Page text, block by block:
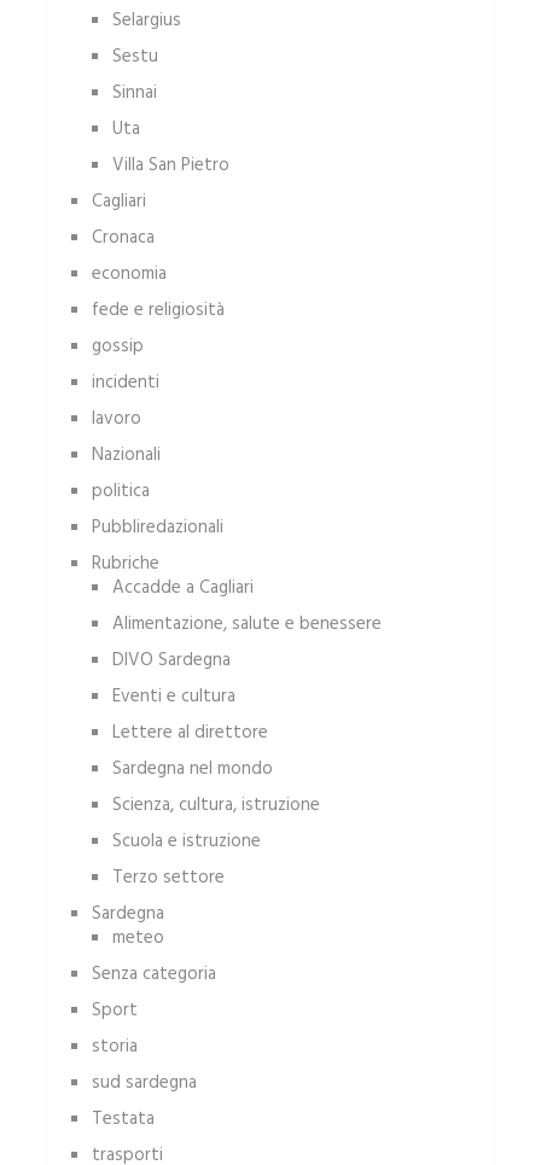
Selargius
Sestu
Sinnai
Uta
Villa San Pietro
Cagliari
Cronaca
economia
fede e religiosità
gossip
incidenti
lavoro
Nazionali
politica
Pubbliredazionali
Rubriche
Accadde a Cagliari
Alimentazione, salute e benessere
DIVO Sardegna
Eventi e cultura
Lettere al direttore
Sardegna nel mondo
Scienza, cultura, istruzione
Scuola e istruzione
Terzo settore
Sardegna
meteo
Senza categoria
Sport
storia
sud sardegna
Testata
trasporti